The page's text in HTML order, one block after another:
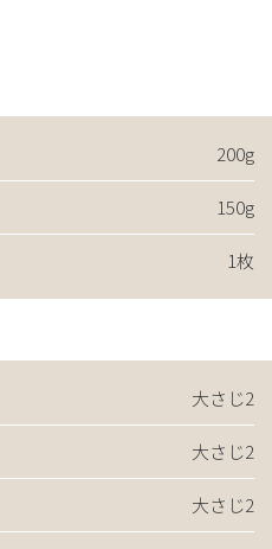
200g
150g
1枚
大さじ2
大さじ2
大さじ2